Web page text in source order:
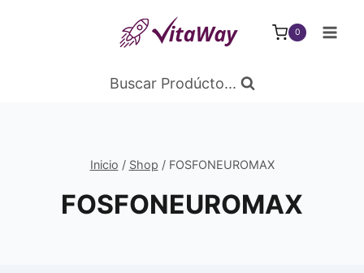
0
Buscar Prodúcto...
Inicio / Shop / FOSFONEUROMAX
FOSFONEUROMAX